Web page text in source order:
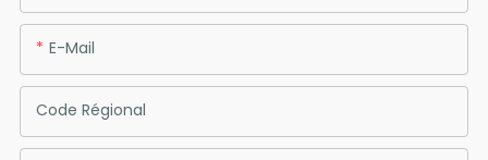
E-Mail
Code Régional